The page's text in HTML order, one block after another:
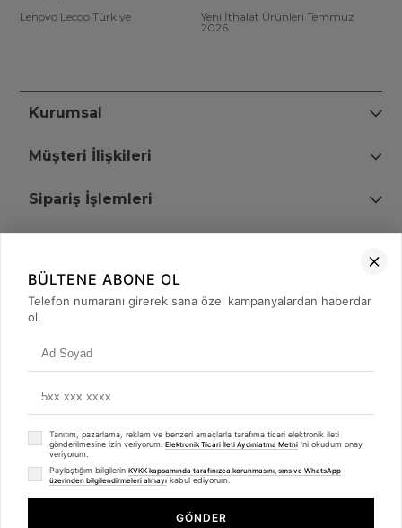
Lenovo Lecoo Türkiye
Yeni İthalat Ürünleri Temmuz
2026
Kurumsal
Müşteri İlişkileri
Sipariş İşlemleri
+90 (850) 473 08 08
© 2008 - 2026merterelektronik.com
- Tüm Hakları Saklıdır. Kredi kartı bilgileriniz 256bit SSL sertifikası ile
Whatsapp
BÜLTENE ABONE OL
Telefon numaranı girerek sana özel kampanyalardan haberdar
ol.
Tanıtım, pazarlama, reklam ve benzeri amaçlarla tarafıma ticari elektronik ileti
gönderilmesine izin veriyorum. Elektronik Ticari İleti Aydınlatma Metni 'ni okudum onay
veriyorum.
Paylaştığım bilgilerin KVKK kapsamında tarafınızca korunmasını, sms ve WhatsApp
üzerinden bilgilendirmeleri almayı kabul ediyorum.
GÖNDER